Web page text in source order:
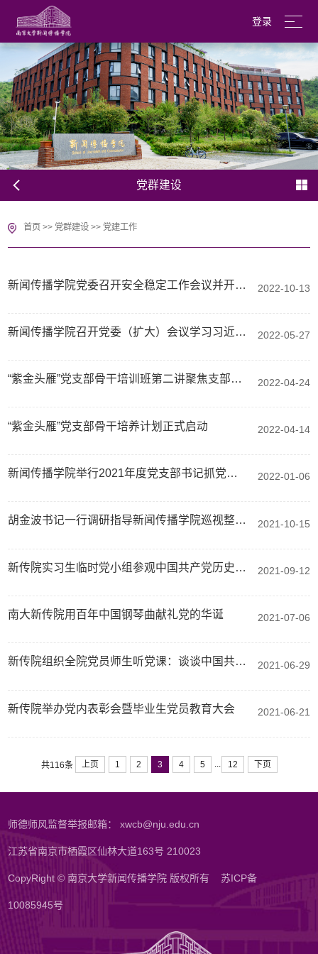
登录
English
党群建设
首页 >> 党群建设 >> 党建工作
新闻传播学院党委召开安全稳定工作会议并开展安全隐患大排查行动 2022-10-13
新闻传播学院召开党委（扩大）会议学习习近平总书记重要回信精神 2022-05-27
“紫金头雁”党支部骨干培训班第二讲聚焦支部特色工作经验分享 2022-04-24
“紫金头雁”党支部骨干培养计划正式启动 2022-04-14
新闻传播学院举行2021年度党支部书记抓党建工作述职评议会 2022-01-06
胡金波书记一行调研指导新闻传播学院巡视整改工作 2021-10-15
新传院实习生临时党小组参观中国共产党历史展览馆 2021-09-12
南大新传院用百年中国钢琴曲献礼党的华诞 2021-07-06
新传院组织全院党员师生听党课：谈谈中国共产党百年来的舆论思想 2021-06-29
新传院举办党内表彰会暨毕业生党员教育大会 2021-06-21
共116条 上页 1 2 3 4 5 ... 12 下页
师德师风监督举报邮箱： xwcb@nju.edu.cn
江苏省南京市栖霞区仙林大道163号 210023
CopyRight © 南京大学新闻传播学院 版权所有苏ICP备
10085945号